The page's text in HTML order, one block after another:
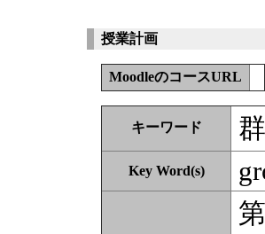
授業計画
MoodleのコースURL
キーワード
Key Word(s)